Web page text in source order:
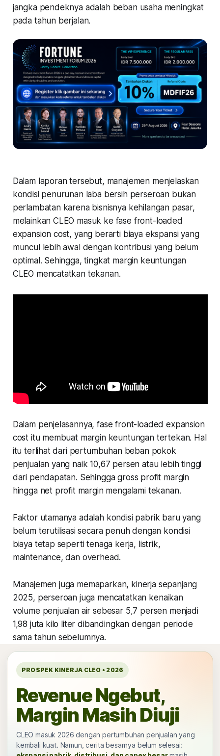
jangka pendeknya adalah beban usaha meningkat
pada tahun berjalan.
Dalam laporan tersebut, manajemen menjelaskan
kondisi penurunan laba bersih perseroan bukan
perlambatan karena bisnisnya kehilangan pasar,
melainkan CLEO masuk ke fase front-loaded
expansion cost, yang berarti biaya ekspansi yang
muncul lebih awal dengan kontribusi yang belum
optimal. Sehingga, tingkat margin keuntungan
CLEO mencatatkan tekanan.
Dalam penjelasannya, fase front-loaded expansion
cost itu membuat margin keuntungan tertekan. Hal
itu terlihat dari pertumbuhan beban pokok
penjualan yang naik 10,67 persen atau lebih tinggi
dari pendapatan. Sehingga gross profit margin
hingga net profit margin mengalami tekanan.
Faktor utamanya adalah kondisi pabrik baru yang
belum terutilisasi secara penuh dengan kondisi
biaya tetap seperti tenaga kerja, listrik,
maintenance, dan overhead.
Manajemen juga memaparkan, kinerja sepanjang
2025, perseroan juga mencatatkan kenaikan
volume penjualan air sebesar 5,7 persen menjadi
1,98 juta kilo liter dibandingkan dengan periode
sama tahun sebelumnya.
PROSPEK KINERJA CLEO • 2026
Revenue Ngebut,
Margin Masih Diuji
CLEO masuk 2026 dengan pertumbuhan penjualan yang
kembali kuat. Namun, cerita besarnya belum selesai: